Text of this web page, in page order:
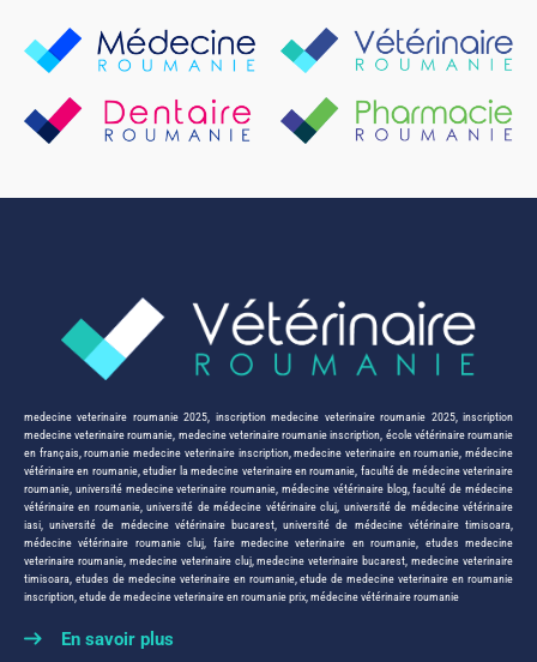
medecine veterinaire roumanie 2025 inscription medecine veterinaire roumanie 2025,inscription
medecine veterinaire roumanie medecine veterinaire roumanie inscription école vétérinaire roumanie
en français ,roumanie medecine veterinaire inscription,medecine veterinaire en roumanie ,médecine
vétérinaire en roumanie,etudier la medecine veterinaire en roumanie faculté de médecine veterinaire
roumanie université medecine veterinaire roumanie ,médecine vétérinaire blog,faculté de médecine
vétérinaire en roumanie,université de médecine vétérinaire cluj université de médecine vétérinaire
iasi ,université de médecine vétérinaire bucarest ,université de médecine vétérinaire timisoara
médecine vétérinaire roumanie cluj
faire medecine veterinaire en roumanie
etudes medecine
veterinaire roumanie, medecine veterinaire cluj,medecine veterinaire bucarest ,medecine veterinaire
timisoara etudes de medecine veterinaire en roumanie,etude de medecine veterinaire en roumanie
inscription etude de medecine veterinaire en roumanie prix médecine vétérinaire roumanie
En savoir plus